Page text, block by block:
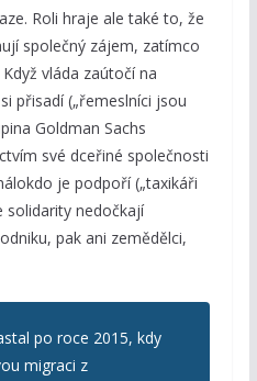
Roli hraje ale také to, že
společný zájem, zatímco
vláda zaútočí na
přisadí („řemeslníci jsou
Goldman Sachs
své dceřiné společnosti
je podpoří („taxikáři
solidarity nedočkají
pak ani zemědělci,
po roce 2015, kdy
migraci z